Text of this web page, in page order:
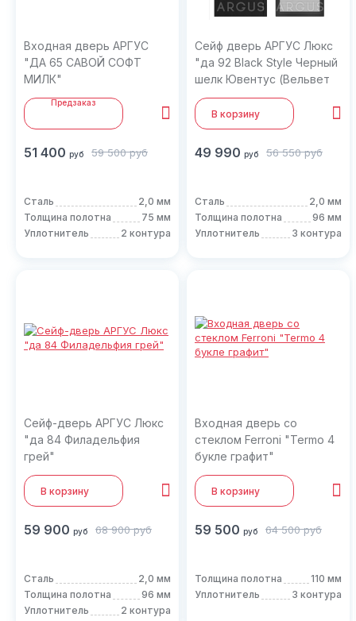
Входная дверь АРГУС
"ДА 65 САВОЙ СОФТ
МИЛК"
Предзаказ
51 400 руб 59 500 руб
Сталь
2,0 мм
Толщина полотна
75 мм
Уплотнитель
2 контура
Сейф дверь АРГУС Люкс
"да 92 Black Style Черный
шелк Ювентус (Вельвет
белый горизонт, Черный
лакобель)"
В корзину
49 990 руб 56 550 руб
Сталь
2,0 мм
Толщина полотна
96 мм
Уплотнитель
3 контура
Сейф-дверь АРГУС Люкс
"да 84 Филадельфия
грей"
В корзину
59 900 руб 68 900 руб
Сталь
2,0 мм
Толщина полотна
96 мм
Уплотнитель
2 контура
Входная дверь со
стеклом Ferroni "Termo 4
букле графит"
В корзину
59 500 руб 64 500 руб
Толщина полотна
110 мм
Уплотнитель
3 контура